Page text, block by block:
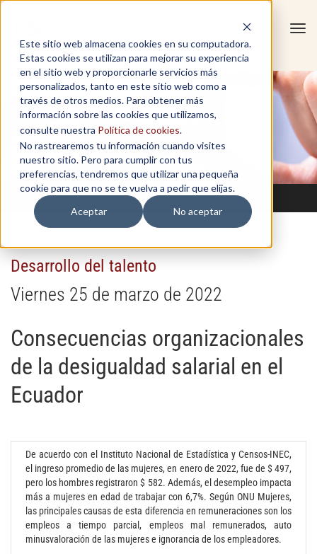
Este sitio web almacena cookies en su computadora.
Estas cookies se utilizan para mejorar su experiencia
en el sitio web y proporcionarle servicios más
personalizados, tanto en este sitio web como a
través de otros medios. Para obtener más
información sobre las cookies que utilizamos,
consulte nuestra Política de cookies.
No rastrearemos tu información cuando visites
nuestro sitio. Pero para cumplir con tus
preferencias, tendremos que utilizar una pequeña
cookie para que no se te vuelva a pedir que elijas.
Aceptar
No aceptar
Desarrollo del talento
Viernes 25 de marzo de 2022
Consecuencias organizacionales
de la desigualdad salarial en el
Ecuador
De acuerdo con el Instituto Nacional de Estadística y Censos-INEC,
el ingreso promedio de las mujeres, en enero de 2022, fue de $ 497,
pero los hombres registraron $ 582. Además, el desempleo impacta
más a mujeres en edad de trabajar con 6,7%. Según ONU Mujeres,
las principales causas de esta diferencia en remuneraciones son los
empleos a tiempo parcial, empleos mal remunerados, auto
minusvaloración de las mujeres e ignorancia de los empleadores.